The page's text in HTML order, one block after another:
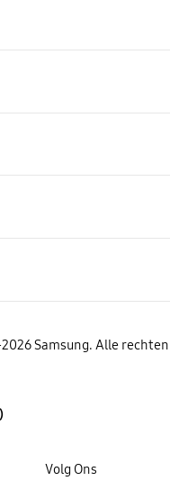
Samsung. Alle rechten
Volg Ons